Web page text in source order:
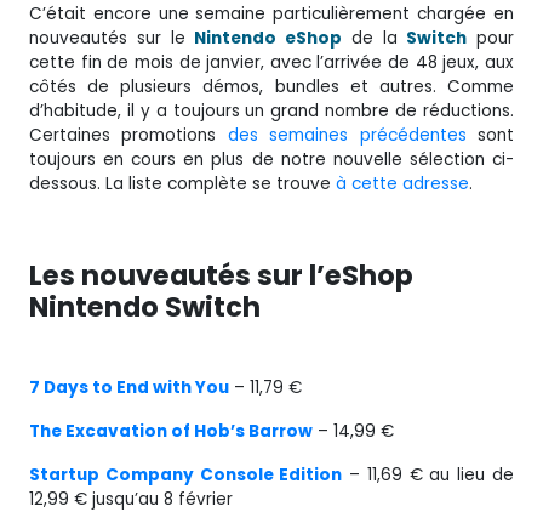
C’était encore une semaine particulièrement chargée en
nouveautés sur le Nintendo eShop de la Switch pour
cette fin de mois de janvier, avec l’arrivée de 48 jeux, aux
côtés de plusieurs démos, bundles et autres. Comme
d’habitude, il y a toujours un grand nombre de réductions.
Certaines promotions des semaines précédentes sont
toujours en cours en plus de notre nouvelle sélection ci-
dessous. La liste complète se trouve à cette adresse.
Les nouveautés sur l’eShop
Nintendo Switch
7 Days to End with You – 11,79 €
The Excavation of Hob’s Barrow – 14,99 €
Startup Company Console Edition – 11,69 € au lieu de
12,99 € jusqu’au 8 février